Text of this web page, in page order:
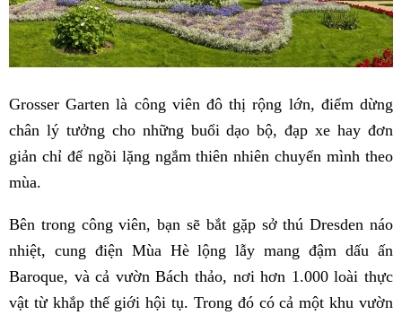
Grosser Garten là công viên đô thị rộng lớn, điểm dừng
chân lý tưởng cho những buổi dạo bộ, đạp xe hay đơn
giản chỉ để ngồi lặng ngắm thiên nhiên chuyển mình theo
mùa.
Bên trong công viên, bạn sẽ bắt gặp sở thú Dresden náo
nhiệt, cung điện Mùa Hè lộng lẫy mang đậm dấu ấn
Baroque, và cả vườn Bách thảo, nơi hơn 1.000 loài thực
vật từ khắp thế giới hội tụ. Trong đó có cả một khu vườn